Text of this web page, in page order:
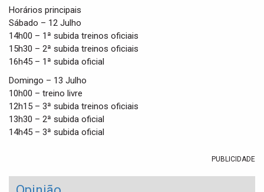
Horários principais
Sábado – 12 Julho
14h00 – 1ª subida treinos oficiais
15h30 – 2ª subida treinos oficiais
16h45 – 1ª subida oficial
Domingo – 13 Julho
10h00 – treino livre
12h15 – 3ª subida treinos oficiais
13h30 – 2ª subida oficial
14h45 – 3ª subida oficial
PUBLICIDADE